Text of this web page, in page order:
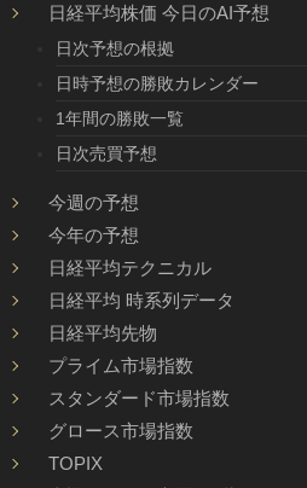
日経平均株価 今日のAI予想
日次予想の根拠
日時予想の勝敗カレンダー
1年間の勝敗一覧
日次売買予想
今週の予想
今年の予想
日経平均テクニカル
日経平均 時系列データ
日経平均先物
プライム市場指数
スタンダード市場指数
グロース市場指数
TOPIX